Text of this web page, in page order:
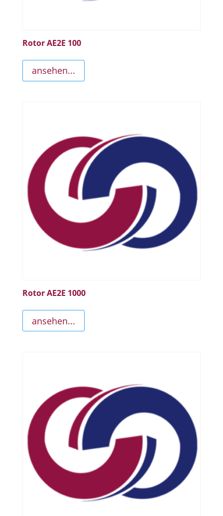
Rotor AE2E 100
ansehen...
Rotor AE2E 1000
ansehen...